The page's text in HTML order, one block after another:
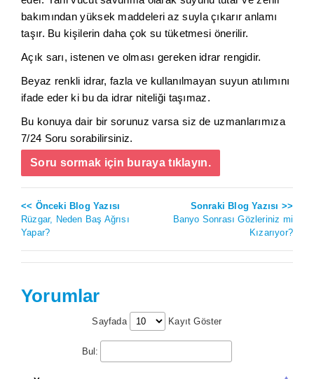
bakımından yüksek maddeleri az suyla çıkarır anlamı
taşır. Bu kişilerin daha çok su tüketmesi önerilir.
Açık sarı, istenen ve olması gereken idrar rengidir.
Beyaz renkli idrar, fazla ve kullanılmayan suyun atılımını
ifade eder ki bu da idrar niteliği taşımaz.
Bu konuya dair bir sorunuz varsa siz de uzmanlarımıza
7/24 Soru sorabilirsiniz.
Soru sormak için buraya tıklayın.
<< Önceki Blog Yazısı
Rüzgar, Neden Baş Ağrısı
Yapar?
Sonraki Blog Yazısı >>
Banyo Sonrası Gözleriniz mi
Kızarıyor?
Yorumlar
Sayfada Kayıt Göster
Bul: